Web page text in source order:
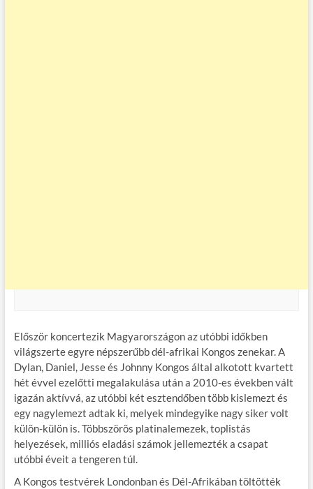
Először koncertezik Magyarországon az utóbbi időkben
világszerte egyre népszerűbb dél-afrikai Kongos zenekar. A
Dylan, Daniel, Jesse és Johnny Kongos által alkotott kvartett
hét évvel ezelőtti megalakulása után a 2010-es években vált
igazán aktívvá, az utóbbi két esztendőben több kislemezt és
egy nagylemezt adtak ki, melyek mindegyike nagy siker volt
külön-külön is. Többszörös platinalemezek, toplistás
helyezések, milliós eladási számok jellemezték a csapat
utóbbi éveit a tengeren túl.
A Kongos testvérek Londonban és Dél-Afrikában töltötték